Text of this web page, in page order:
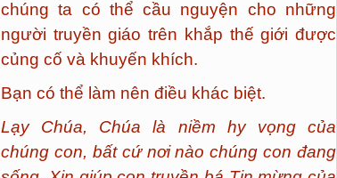
người ở một trong những nơi này. Và
chúng ta có thể cầu nguyện cho những
người truyền giáo trên khắp thế giới được
củng cố và khuyến khích.
Bạn có thể làm nên điều khác biệt.
Lạy Chúa, Chúa là niềm hy vọng của